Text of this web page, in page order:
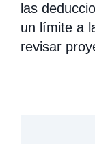
las
un límite a
revisar